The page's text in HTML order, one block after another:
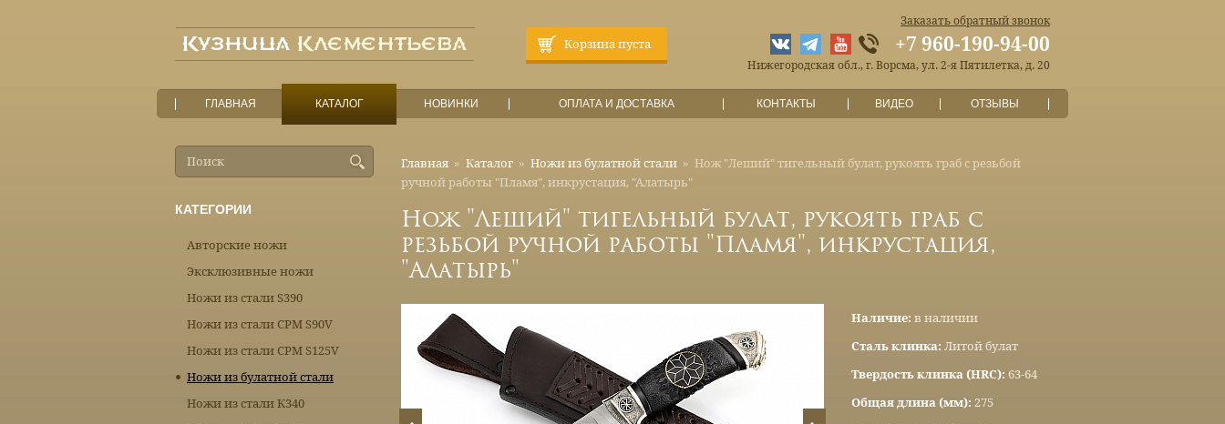
Корзина пуста
Заказать обратный звонок
+7 960-190-94-00
Нижегородская обл., г. Ворсма, ул. 2-я Пятилетка, д. 20
ГЛАВНАЯ КАТАЛОГ НОВИНКИ ОПЛАТА И ДОСТАВКА КОНТАКТЫ ВИДЕО ОТЗЫВЫ
Главная » Каталог » Ножи из булатной стали » Нож "Леший" тигельный булат, рукоять граб с резьбой
ручной работы "Пламя", инкрустация, "Алатырь"
Нож "Леший" тигельный булат, рукоять граб с
резьбой ручной работы "Пламя", инкрустация,
"Алатырь"
Наличие: в наличии
Сталь клинка: Литой булат
Твердость клинка (HRC): 63-64
Общая длина (мм): 275
КАТЕГОРИИ
Авторские ножи
Эксклюзивные ножи
Ножи из стали S390
Ножи из стали CPM S90V
Ножи из стали CPM S125V
Ножи из булатной стали
Ножи из стали К340